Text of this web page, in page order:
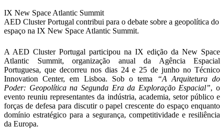
IX New Space Atlantic Summit
AED Cluster Portugal contribui para o debate sobre a geopolítica do
espaço na IX New Space Atlantic Summit.
A AED Cluster Portugal participou na IX edição da New Space
Atlantic Summit, organização anual da Agência Espacial
Portuguesa, que decorreu nos dias 24 e 25 de junho no Técnico
Innovation Center, em Lisboa. Sob o tema
“A Arquitetura do
Poder: Geopolítica na Segunda Era da Exploração Espacial”, o
evento reuniu representantes da indústria, academia, setor público e
forças de defesa para discutir o papel crescente do espaço enquanto
domínio estratégico para a segurança, competitividade e resiliência
da Europa.